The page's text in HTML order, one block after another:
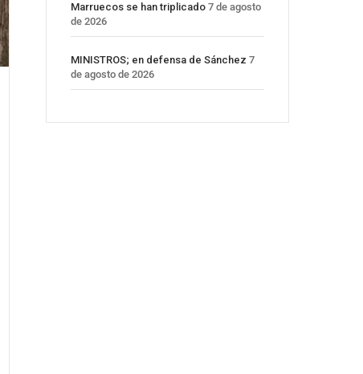
Marruecos se han triplicado 7 de agosto
de 2026
MINISTROS; en defensa de Sánchez 7
de agosto de 2026